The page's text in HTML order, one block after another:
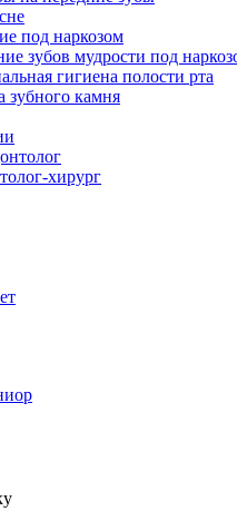
под наркозом
зубов мудрости под
гигиена полости рта
зубного камня
хирург